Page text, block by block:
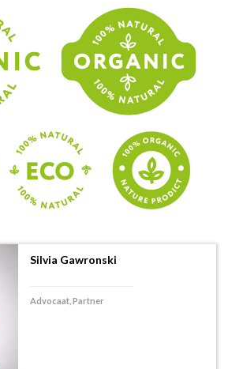
Silvia Gawronski
Advocaat, Partner